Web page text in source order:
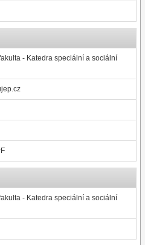
- Katedra speciální a sociální
- Katedra speciální a sociální